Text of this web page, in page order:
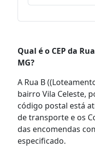
Qual é o CEP da
MG?
A Rua B
bairro Vila Celeste,
código postal está
de transporte e os
das encomendas
especificado.